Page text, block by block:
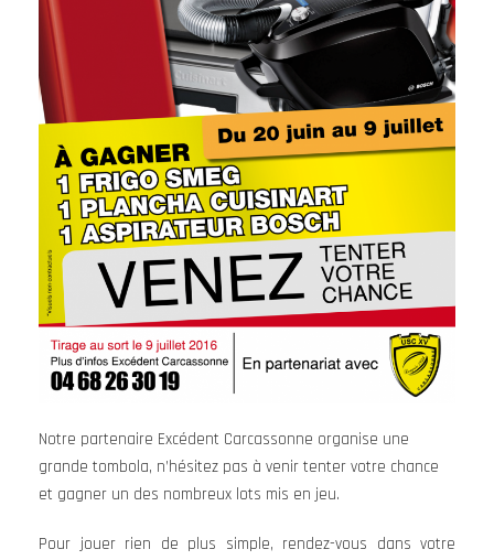
Notre partenaire Excédent Carcassonne organise une
grande tombola, n’hésitez pas à venir tenter votre chance
et gagner un des nombreux lots mis en jeu.
Pour jouer rien de plus simple, rendez-vous dans votre